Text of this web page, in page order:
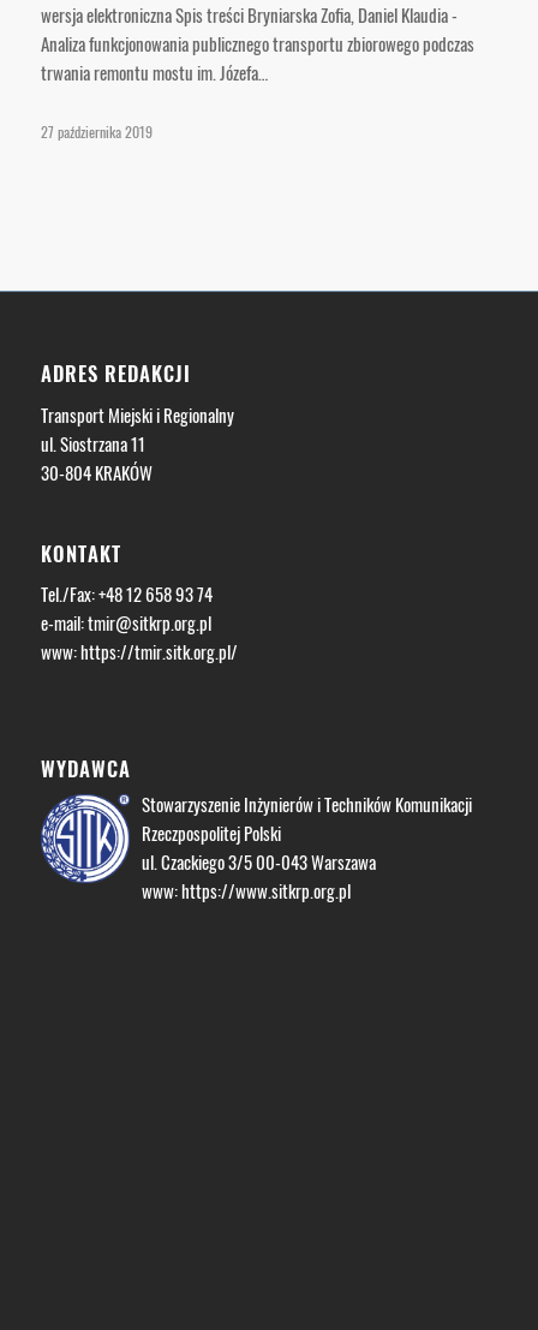
wersja elektroniczna Spis treści Bryniarska Zofia, Daniel Klaudia -
Analiza funkcjonowania publicznego transportu zbiorowego podczas
trwania remontu mostu im. Józefa…
27 października 2019
ADRES REDAKCJI
Transport Miejski i Regionalny
ul. Siostrzana 11
30-804 KRAKÓW
KONTAKT
Tel./Fax: +48 12 658 93 74
e-mail:tmir@sitkrp.org.pl
www:https://tmir.sitk.org.pl/
WYDAWCA
Stowarzyszenie Inżynierów i Techników Komunikacji
Rzeczpospolitej Polski
ul. Czackiego 3/5 00-043 Warszawa
www:https://www.sitkrp.org.pl